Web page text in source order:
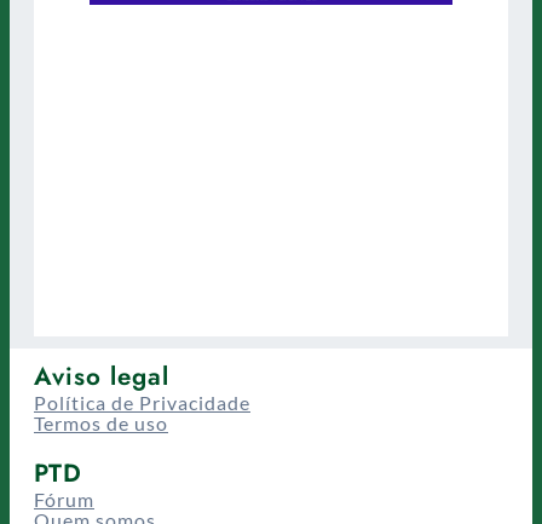
Aviso legal
Política de Privacidade
Termos de uso
PTD
Fórum